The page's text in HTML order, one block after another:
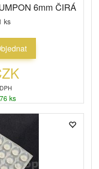
6mm ČIRÁ
ks
ks